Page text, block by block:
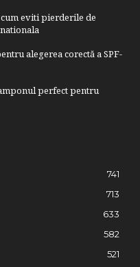
eviti pierderile de
alegerea corectă a SPF-
perfect pentru
741
713
633
582
521